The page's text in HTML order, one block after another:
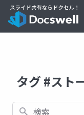
タグ #スト
検索